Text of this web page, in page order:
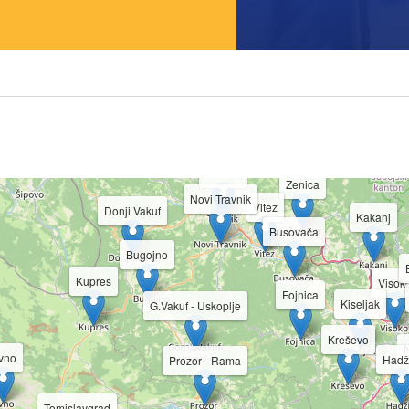
Zenica
Vitez
Prozor - Rama
Novi Travnik
Kupres
Kreševo
Kakanj
Kiseljak
G.Vakuf - Uskoplje
Donji Vakuf
Fojnica
Busovača
Bugojno